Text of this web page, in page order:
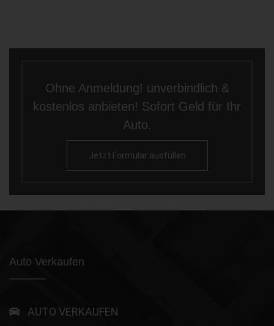
Ohne Anmeldung! unverbindlich &
kostenlos anbieten! Sofort Geld für Ihr
Auto.
Jetzt Formular ausfüllen
Auto Verkaufen
AUTO VERKAUFEN